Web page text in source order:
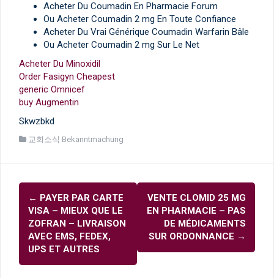
Acheter Du Coumadin En Pharmacie Forum
Ou Acheter Coumadin 2 mg En Toute Confiance
Acheter Du Vrai Générique Coumadin Warfarin Bâle
Ou Acheter Coumadin 2 mg Sur Le Net
Acheter Du Minoxidil
Order Fasigyn Cheapest
generic Omnicef
buy Augmentin
Skwzbkd
교회소식 Bekanntmachung
글
내
비
게
이
← PAYER PAR CARTE
VISA – MIEUX QUE LE
ZOFRAN – LIVRAISON
AVEC EMS, FEDEX,
UPS ET AUTRES
VENTE CLOMID 25 MG
EN PHARMACIE – PAS
DE MÉDICAMENTS
SUR ORDONNANCE →